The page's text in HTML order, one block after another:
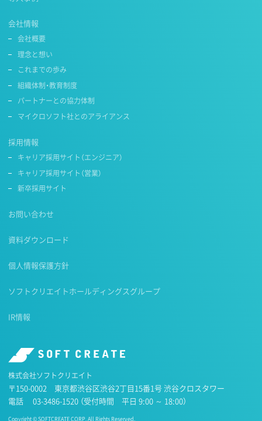
株式会社ソフトクリエイト
〒150-0002 東京都渋谷区渋谷2丁目15番1号 渋谷クロスタワー
電話 03-3486-1520 （受付時間 平日 9:00 ～ 18:00）
Copyright © SOFTCREATE CORP. All Rights Reserved.
会社情報
会社概要
理念と想い
これまでの歩み
組織体制・教育制度
パートナーとの協力体制
マイクロソフト社とのアライアンス
採用情報
キャリア採用サイト（エンジニア）
キャリア採用サイト（営業）
新卒採用サイト
お問い合わせ
資料ダウンロード
個人情報保護方針
ソフトクリエイトホールディングスグループ
IR情報